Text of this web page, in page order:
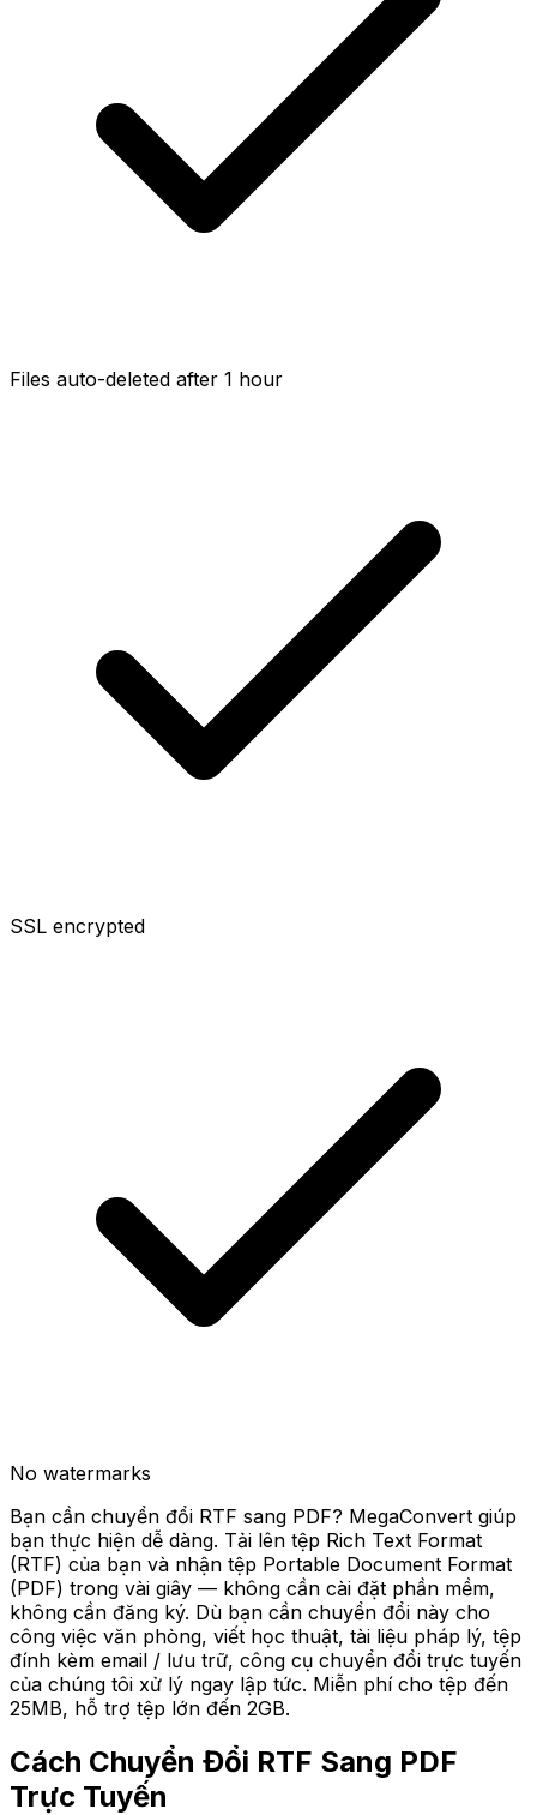
Files auto-deleted after 1 hour
SSL encrypted
No watermarks
Bạn cần chuyển đổi RTF sang PDF? MegaConvert giúp
bạn thực hiện dễ dàng. Tải lên tệp Rich Text Format
(RTF) của bạn và nhận tệp Portable Document Format
(PDF) trong vài giây — không cần cài đặt phần mềm,
không cần đăng ký. Dù bạn cần chuyển đổi này cho
công việc văn phòng, viết học thuật, tài liệu pháp lý, tệp
đính kèm email / lưu trữ, công cụ chuyển đổi trực tuyến
của chúng tôi xử lý ngay lập tức. Miễn phí cho tệp đến
25MB, hỗ trợ tệp lớn đến 2GB.
Cách Chuyển Đổi RTF Sang PDF
Trực Tuyến